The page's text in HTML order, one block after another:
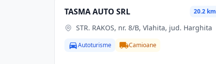
TASMA AUTO SRL 20.2 km
STR. RAKOS, nr. 8/B, Vlahita, jud. Harghita
Autoturisme Camioane